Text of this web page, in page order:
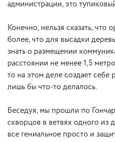
администрации, это
Конечно, нельзя сказать, что
более, что для высадки
знать о размещении
расстоянии не менее 1,5
то на этом деле создает
лишь бы что-то делалось.
Беседуя, мы прошли по
скворцов в ветвях одного из
все гениальное просто и